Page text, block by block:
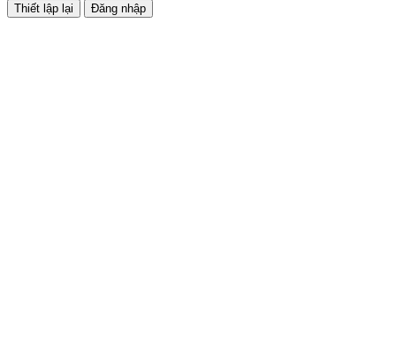
Đăng nhập